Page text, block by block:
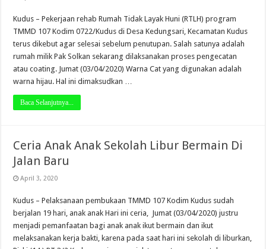
Kudus – Pekerjaan rehab Rumah Tidak Layak Huni (RTLH) program
TMMD 107 Kodim 0722/Kudus di Desa Kedungsari, Kecamatan Kudus
terus dikebut agar selesai sebelum penutupan. Salah satunya adalah
rumah milik Pak Solkan sekarang dilaksanakan proses pengecatan
atau coating. Jumat (03/04/2020) Warna Cat yang digunakan adalah
warna hijau. Hal ini dimaksudkan …
Baca Selanjutnya...
Ceria Anak Anak Sekolah Libur Bermain Di
Jalan Baru
April 3, 2020
Kudus – Pelaksanaan pembukaan TMMD 107 Kodim Kudus sudah
berjalan 19 hari, anak anak Hari ini ceria, Jumat (03/04/2020) justru
menjadi pemanfaatan bagi anak anak ikut bermain dan ikut
melaksanakan kerja bakti, karena pada saat hari ini sekolah di liburkan,